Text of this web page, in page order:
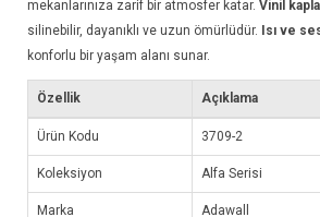
mekanlarınıza zarif bir atmosfer katar. Vinil
silinebilir, dayanıklı ve uzun ömürlüdür. Isı ve ses
konforlu bir yaşam alanı sunar.
Özellik Açıklama
Ürün Kodu 3709-2
Koleksiyon Alfa Serisi
Marka Adawall